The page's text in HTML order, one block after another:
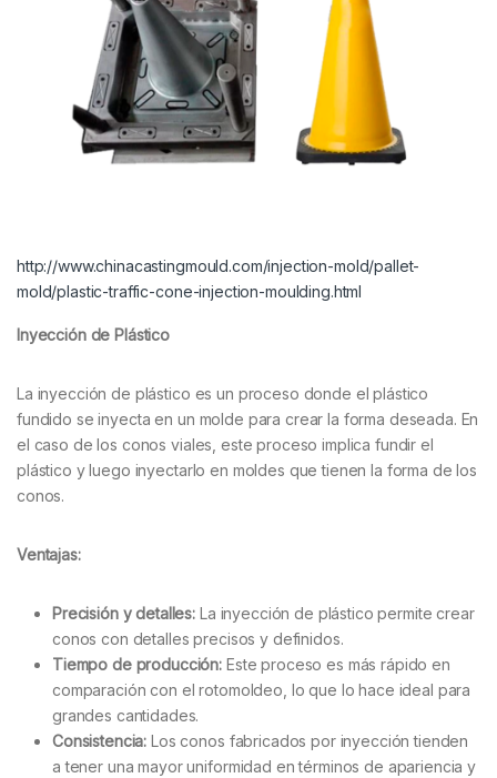
http://www.chinacastingmould.com/injection-mold/pallet-
mold/plastic-traffic-cone-injection-moulding.html
Inyección de Plástico
La inyección de plástico es un proceso donde el plástico
fundido se inyecta en un molde para crear la forma deseada. En
el caso de los conos viales, este proceso implica fundir el
plástico y luego inyectarlo en moldes que tienen la forma de los
conos.
Ventajas:
Precisión y detalles: La inyección de plástico permite crear
conos con detalles precisos y definidos.
Tiempo de producción: Este proceso es más rápido en
comparación con el rotomoldeo, lo que lo hace ideal para
grandes cantidades.
Consistencia: Los conos fabricados por inyección tienden
a tener una mayor uniformidad en términos de apariencia y